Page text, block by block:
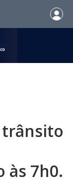
às 7h0.